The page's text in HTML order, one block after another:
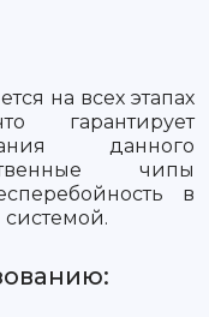
на всех этапах
гарантирует
данного
чипы
в